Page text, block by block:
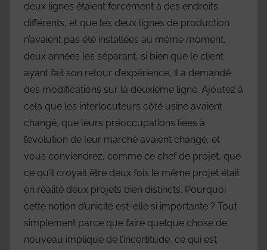
deux lignes étaient forcément à des endroits
différents, et que les deux lignes de production
n’avaient pas été installées au même moment,
deux années les séparant, si bien que le client
ayant fait son retour d’expérience, il a demandé
des modifications sur la deuxième ligne. Ajoutez à
cela que les interlocuteurs côté usine avaient
changé, que leurs préoccupations liées à
l’évolution de leur marché avaient changé, et
vous conviendrez, comme ce chef de projet, que
ce qu’il croyait être deux fois le même projet était
en réalité deux projets bien distincts. Pourquoi
cette notion d’unicité est-elle si importante ? Tout
simplement parce que faire quelque chose de
nouveau implique de l’incertitude, ce qui est